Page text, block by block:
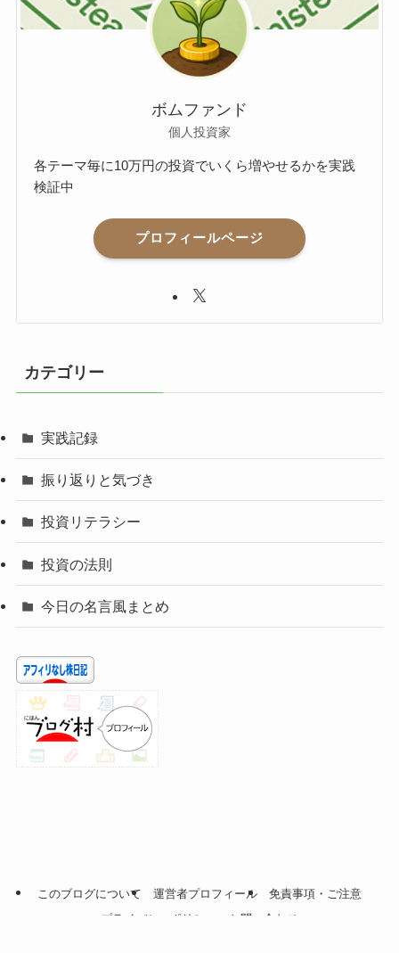
ボムファンド
個人投資家
各テーマ毎に10万円の投資でいくら増やせるかを実践
検証中
プロフィールページ
カテゴリー
実践記録
振り返りと気づき
投資リテラシー
投資の法則
今日の名言風まとめ
このブログについて 運営者プロフィール
免責事項・ご注意
プライバシーポリシー
お問い合わせ